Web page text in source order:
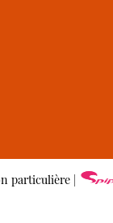
particulière |